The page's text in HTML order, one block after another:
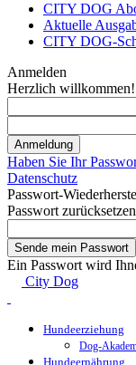
CITY DOG
Aktuelle
CITY DOG-
Anmelden
Herzlich willkommen!
Haben Sie Ihr
Datenschutz
Passwort-
Passwort zurücksetzen
Ein Passwort wird
City Dog
Hundeerziehung
Dog-
Hundeernährung